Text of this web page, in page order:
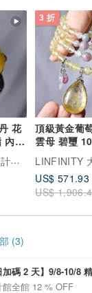
花
內徑
LINFINITY 大千設計無限創藝
3 折
頂級黃金葡
雲母 碧璽
6.6mm 單品
US$ 571.93
US$
(3)
加碼 2 天】9/8-10/8
館全館 12 % OFF